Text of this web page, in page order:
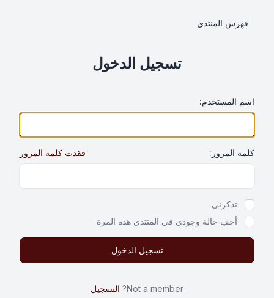
فهرس المنتدى
تسجيل الدخول
اسم المستخدم:
كلمة المرور: فقدت كلمة المرور
تذكرني
أخفِ حالة وجودي في المنتدى هذه المرة
Not a member? التسجيل